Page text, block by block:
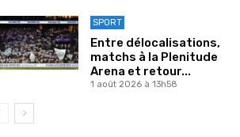
SPORT
Entre délocalisations,
matchs à la Plenitude
Arena et retour...
1 août 2026 à 13h58